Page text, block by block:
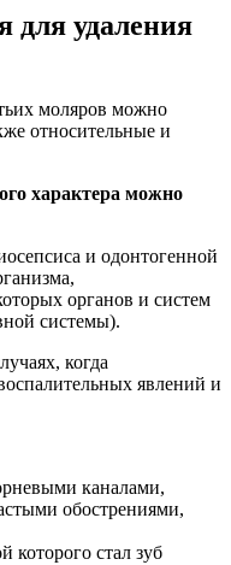
для удаления
моляров можно
относительные и
характера можно
и одонтогенной
органов и систем
системы).
когда
явлений и
каналами,
обострениями,
которого стал зуб